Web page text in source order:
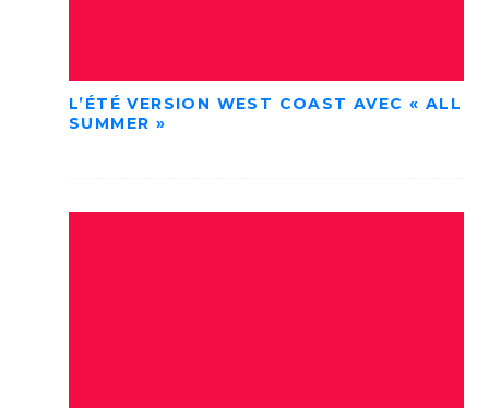
L’ÉTÉ VERSION WEST COAST AVEC « ALL
SUMMER »